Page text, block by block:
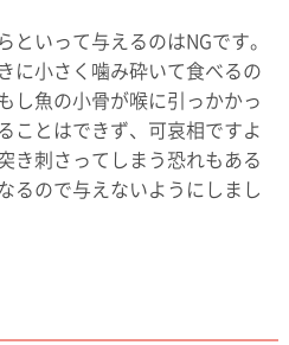
いって与えるのはNGです。
に小さく噛み砕いて食べるの
し魚の小骨が喉に引っかかっ
ことはできず、可哀相ですよ
き刺さってしまう恐れもある
るので与えないようにしまし